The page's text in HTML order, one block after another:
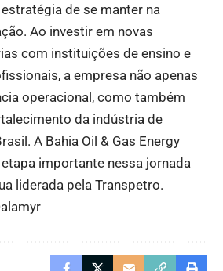
de se manter na
Ao investir em novas
com instituições de ensino e
a empresa não apenas
operacional, como também
da indústria de
A Bahia Oil & Gas Energy
importante nessa jornada
liderada pela Transpetro.